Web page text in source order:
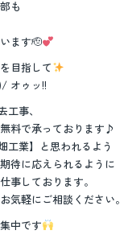
も
ます🫡
目指して
オゥッ!!
事、
料で承っております♪
工業】と思われるよう
待に応えられるように
事しております。
気軽にご相談ください。
中です